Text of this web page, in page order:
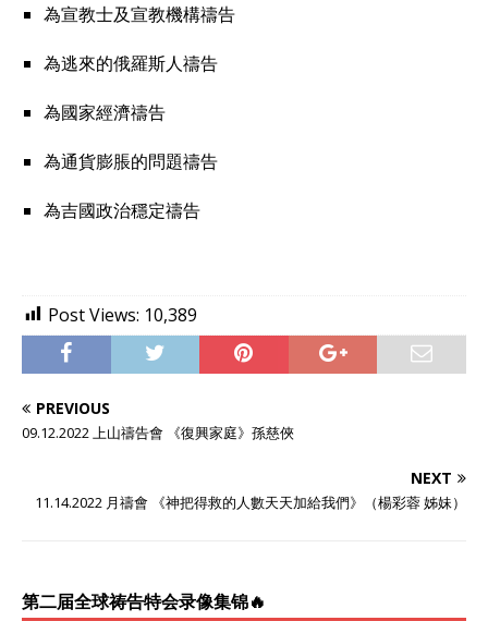
為宣教士及宣教機構禱告
為逃來的俄羅斯人禱告
為國家經濟禱告
為通貨膨脹的問題禱告
為吉國政治穩定禱告
Post Views: 10,389
PREVIOUS
09.12.2022 上山禱告會 《復興家庭》孫慈俠
NEXT
11.14.2022 月禱會 《神把得救的人數天天加給我們》（楊彩蓉 姊妹）
第二届全球祷告特会录像集锦🔥